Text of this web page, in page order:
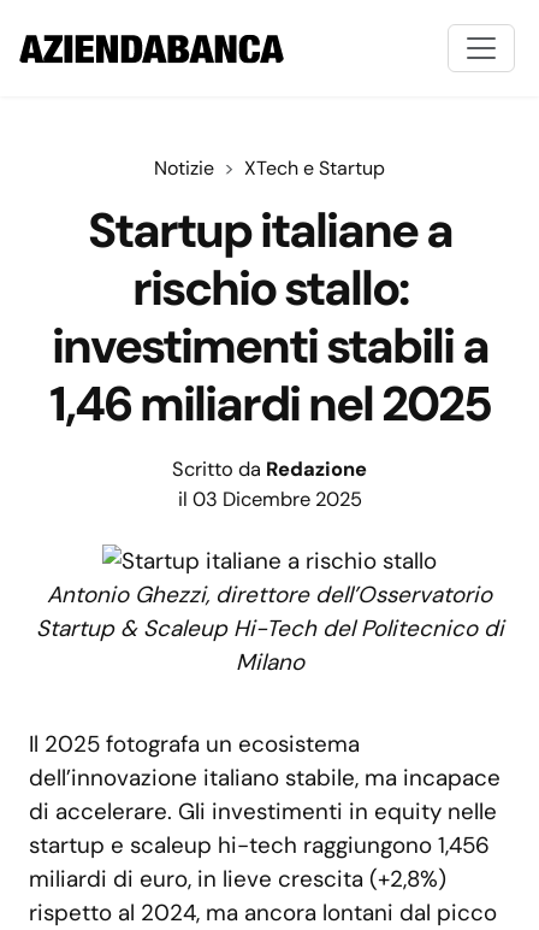
Notizie XTech e Startup
Startup italiane a
rischio stallo:
investimenti stabili a
1,46 miliardi nel 2025
Scritto da Redazione
il 03 Dicembre 2025
Antonio Ghezzi, direttore dell’Osservatorio
Startup & Scaleup Hi-Tech del Politecnico di
Milano
Il 2025 fotografa un ecosistema
dell’innovazione italiano stabile, ma incapace
di accelerare. Gli investimenti in equity nelle
startup e scaleup hi-tech raggiungono 1,456
miliardi di euro, in lieve crescita (+2,8%)
rispetto al 2024, ma ancora lontani dal picco